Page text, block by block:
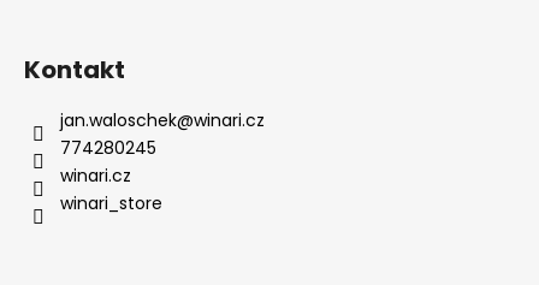
Kontakt
jan.waloschek@winari.cz
774280245
winari.cz
winari_store